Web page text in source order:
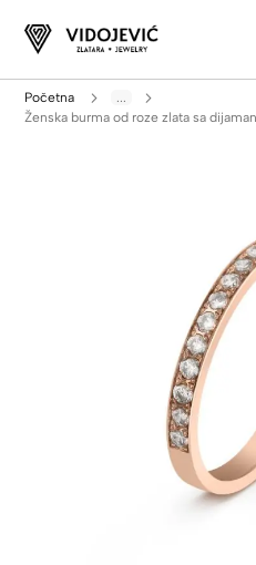
Početna
...
Ženska burma od roze zlata sa